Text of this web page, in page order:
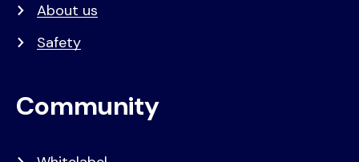
About us
Safety
Community